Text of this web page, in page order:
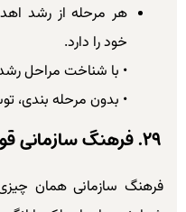
هر مرحله از رشد
خود را دارد.
• با شناخت مراحل
• بدون مرحله
فرهنگ سازمانی همان